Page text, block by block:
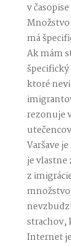
v
má
Ak mám
ktoré
rezonuje
Varšave
je
z
strachov,
Internet